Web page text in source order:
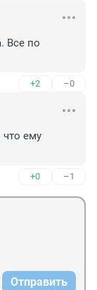
Все по
+2 –0
что ему
+0 –1
Отправить